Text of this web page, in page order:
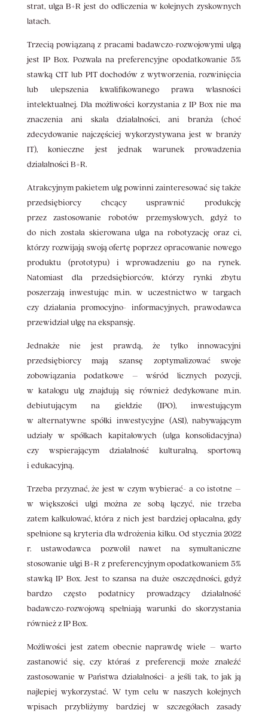
strat, ulga B+R jest do odliczenia w kolejnych zyskownych
latach.
Trzecią powiązaną z pracami badawczo-rozwojowymi ulgą
jest IP Box. Pozwala na preferencyjne opodatkowanie 5%
stawką CIT lub PIT dochodów z wytworzenia, rozwinięcia
lub ulepszenia kwalifikowanego prawa własności
intelektualnej. Dla możliwości korzystania z IP Box nie ma
znaczenia ani skala działalności, ani branża (choć
zdecydowanie najczęściej wykorzystywana jest w branży
IT), konieczne jest jednak warunek prowadzenia
działalności B+R.
Atrakcyjnym pakietem ulg powinni zainteresować się także
przedsiębiorcy chcący usprawnić produkcję
przez zastosowanie robotów przemysłowych, gdyż to
do nich została skierowana ulga na robotyzację oraz ci,
którzy rozwijają swoją ofertę poprzez opracowanie nowego
produktu (prototypu) i wprowadzeniu go na rynek.
Natomiast dla przedsiębiorców, którzy rynki zbytu
poszerzają inwestując m.in. w uczestnictwo w targach
czy działania promocyjno- informacyjnych, prawodawca
przewidział ulgę na ekspansję.
Jednakże nie jest prawdą, że tylko innowacyjni
przedsiębiorcy mają szansę zoptymalizować swoje
zobowiązania podatkowe – wśród licznych pozycji,
w katalogu ulg znajdują się również dedykowane m.in.
debiutującym na giełdzie (IPO), inwestującym
w alternatywne spółki inwestycyjne (ASI), nabywającym
udziały w spółkach kapitałowych (ulga konsolidacyjna)
czy wspierającym działalność kulturalną, sportową
i edukacyjną.
Trzeba przyznać, że jest w czym wybierać- a co istotne –
w większości ulgi można ze sobą łączyć, nie trzeba
zatem kalkulować, która z nich jest bardziej opłacalna, gdy
spełnione są kryteria dla wdrożenia kilku. Od stycznia 2022
r. ustawodawca pozwolił nawet na symultaniczne
stosowanie ulgi B+R z preferencyjnym opodatkowaniem 5%
stawką IP Box. Jest to szansa na duże oszczędności, gdyż
bardzo często podatnicy prowadzący działalność
badawczo-rozwojową spełniają warunki do skorzystania
również z IP Box.
Możliwości jest zatem obecnie naprawdę wiele – warto
zastanowić się, czy któraś z preferencji może znaleźć
zastosowanie w Państwa działalności- a jeśli tak, to jak ją
najlepiej wykorzystać. W tym celu w naszych kolejnych
wpisach przybliżymy bardziej w szczegółach zasady